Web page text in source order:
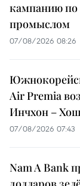
кампанию
промыслом
07/08/2026 08:26
Air Premia
Инчхон –
07/08/2026 07:43
Nam A Bank